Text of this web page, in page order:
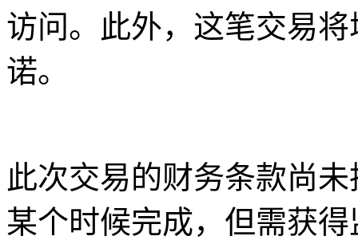
访问。此外，这笔交易
诺。
此次交易的财务条款尚
某个时候完成，但需获